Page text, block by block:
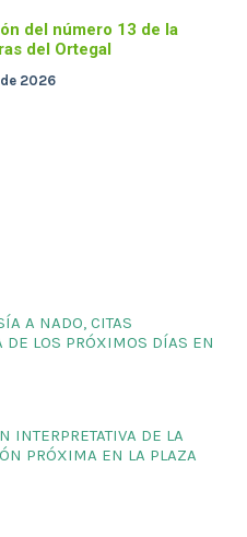
del número 13 de la
del Ortegal
2026
A NADO, CITAS
DE LOS PRÓXIMOS DÍAS EN
INTERPRETATIVA DE LA
PRÓXIMA EN LA PLAZA